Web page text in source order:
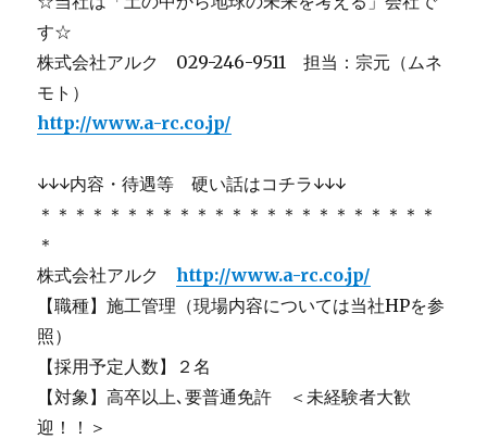
す☆
株式会社アルク 029-246-9511 担当：宗元（ムネ
モト）
http://www.a-rc.co.jp/
↓↓↓内容・待遇等 硬い話はコチラ↓↓↓
＊＊＊＊＊＊＊＊＊＊＊＊＊＊＊＊＊＊＊＊＊＊＊
＊
株式会社アルクhttp://www.a-rc.co.jp/
【職種】施工管理（現場内容については当社HPを参
照）
【採用予定人数】２名
【対象】高卒以上､要普通免許 ＜未経験者大歓
迎！！＞